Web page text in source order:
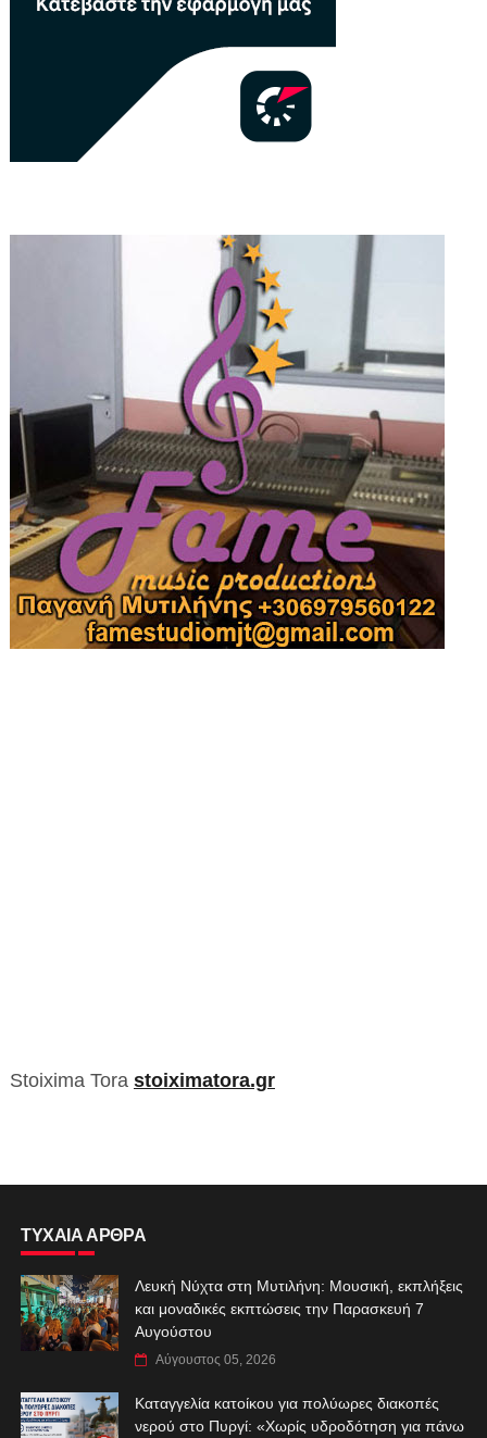
Stoixima Tora stoiximatora.gr
ΤΥΧΑΙΑ ΑΡΘΡΑ
Λευκή Νύχτα στη Μυτιλήνη: Μουσική, εκπλήξεις
και μοναδικές εκπτώσεις την Παρασκευή 7
Αυγούστου
Αύγουστος 05, 2026
Καταγγελία κατοίκου για πολύωρες διακοπές
νερού στο Πυργί: «Χωρίς υδροδότηση για πάνω